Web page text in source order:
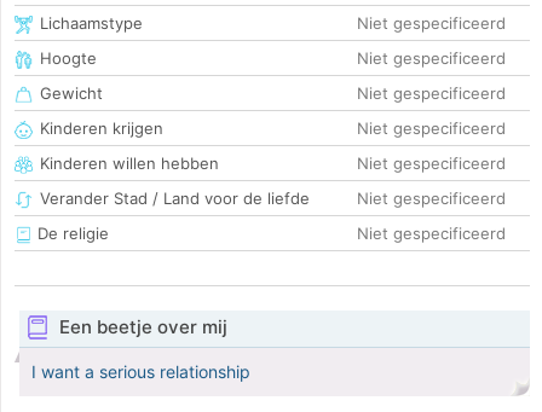
Lichaamstype
Niet gespecificeerd
Hoogte
Niet gespecificeerd
Gewicht
Niet gespecificeerd
Kinderen krijgen
Niet gespecificeerd
Kinderen willen hebben
Niet gespecificeerd
Verander Stad / Land voor de liefde
Niet gespecificeerd
De religie
Niet gespecificeerd
Een beetje over mij
I want a serious relationship